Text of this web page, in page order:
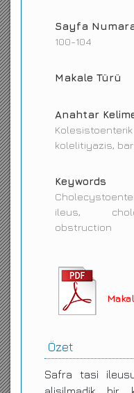
Sayfa
100-104
Makale Türü
Anahtar
kolelitiyazis,
Keywords
ileus,
obstruction
Özet
Safra tasi